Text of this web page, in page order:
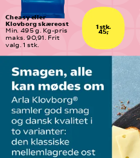
1 stk.
45,-
Cheasy eller
Klovborg skæreost
Min. 495 g. Kg-pris
maks. 90,91. Frit
valg. 1 stk.